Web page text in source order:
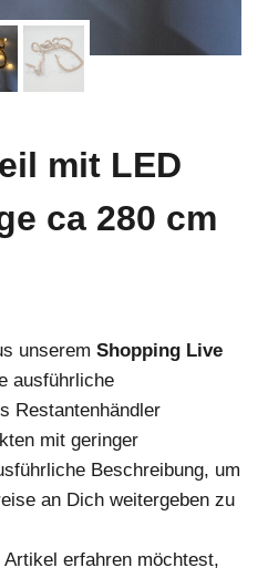
mit LED
ca 280 cm
unserem Shopping Live
ausführliche
Restantenhändler
mit geringer
Beschreibung, um
an Dich weitergeben zu
erfahren möchtest,